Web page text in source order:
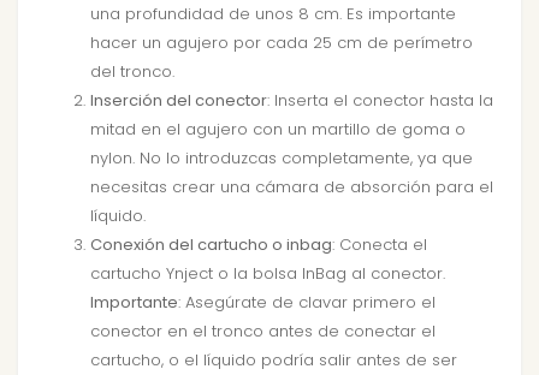
una profundidad de unos 8 cm. Es importante
hacer un agujero por cada 25 cm de perímetro
del tronco.
Inserción del conector: Inserta el conector hasta la
mitad en el agujero con un martillo de goma o
nylon. No lo introduzcas completamente, ya que
necesitas crear una cámara de absorción para el
líquido.
Conexión del cartucho o inbag: Conecta el
cartucho Ynject o la bolsa InBag al conector.
Importante: Asegúrate de clavar primero el
conector en el tronco antes de conectar el
cartucho, o el líquido podría salir antes de ser